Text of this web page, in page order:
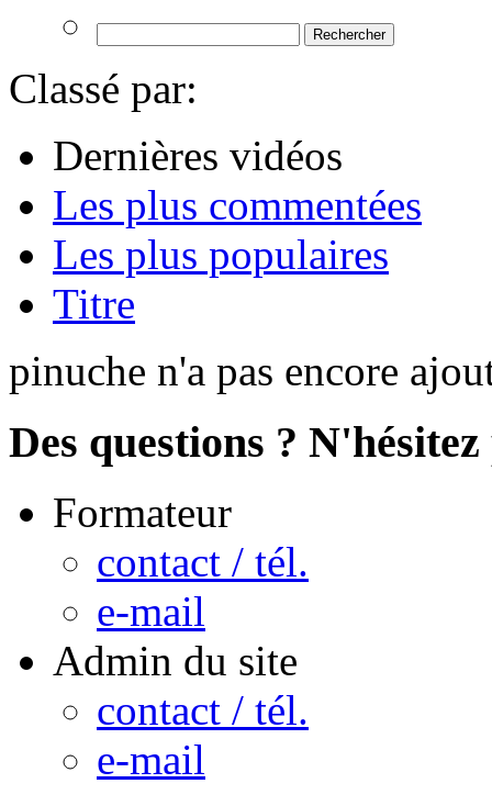
Classé par:
Dernières vidéos
Les plus commentées
Les plus populaires
Titre
pinuche n'a pas encore
Des questions ?
Formateur
contact / tél.
e-mail
Admin du site
contact / tél.
e-mail